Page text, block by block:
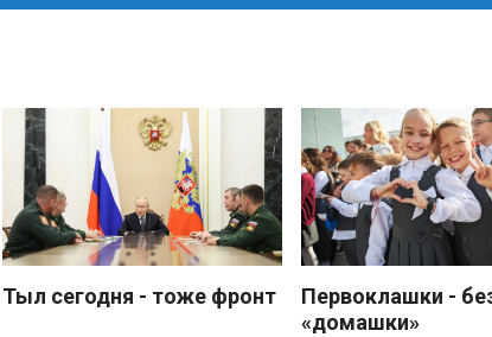
Тыл сегодня - тоже фронт
Первоклашки -
«домашки»